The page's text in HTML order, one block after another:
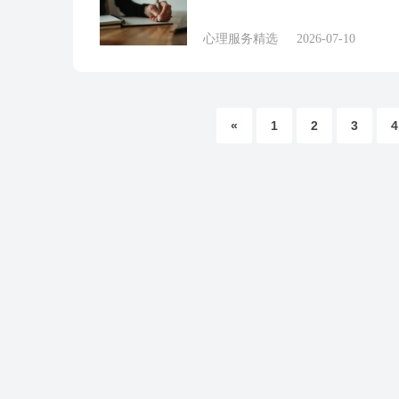
心理服务精选 2026-07-10
« 1 2 3 4